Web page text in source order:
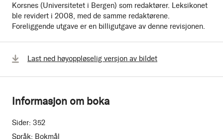
Korsnes (Universitetet i Bergen) som redaktører. Leksikonet
ble revidert i 2008, med de samme redaktørene.
Foreliggende utgave er en billigutgave av denne revisjonen.
Last ned høyoppløselig versjon av bildet
Informasjon om boka
Sider: 352
Språk: Bokmål